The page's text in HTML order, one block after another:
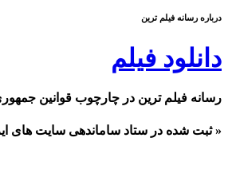
درباره رسانه فيلم ترين
دانلود فیلم
رسانه فیلم ترین در چارچوب قوانین
« ثبت شده در ستاد ساماندهی سایت های